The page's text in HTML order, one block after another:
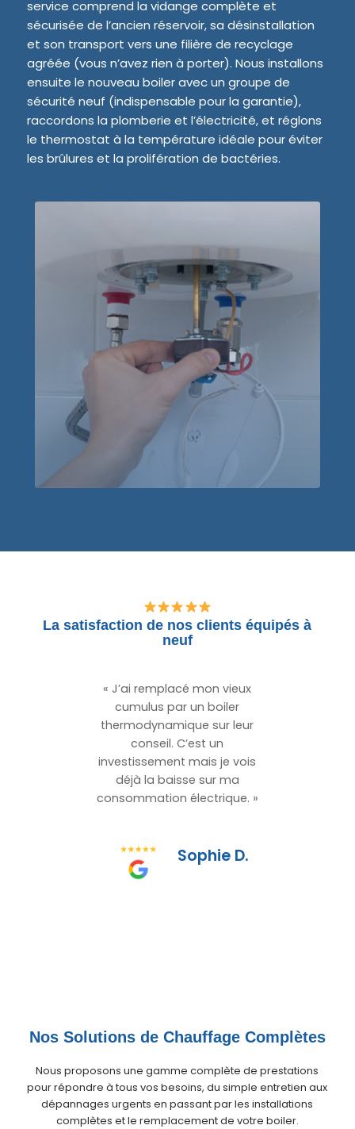
service comprend la vidange complète et
sécurisée de l’ancien réservoir, sa désinstallation
et son transport vers une filière de recyclage
agréée (vous n’avez rien à porter). Nous installons
ensuite le nouveau boiler avec un groupe de
sécurité neuf (indispensable pour la garantie),
raccordons la plomberie et l’électricité, et réglons
le thermostat à la température idéale pour éviter
les brûlures et la prolifération de bactéries.
La satisfaction de nos clients équipés à
neuf
« J’ai remplacé mon vieux
cumulus par un boiler
thermodynamique sur leur
conseil. C’est un
investissement mais je vois
déjà la baisse sur ma
consommation électrique. »
Sophie D.
Nos Solutions de Chauffage Complètes
Nous proposons une gamme complète de prestations
pour répondre à tous vos besoins, du simple entretien aux
dépannages urgents en passant par les installations
complètes et le remplacement de votre boiler.